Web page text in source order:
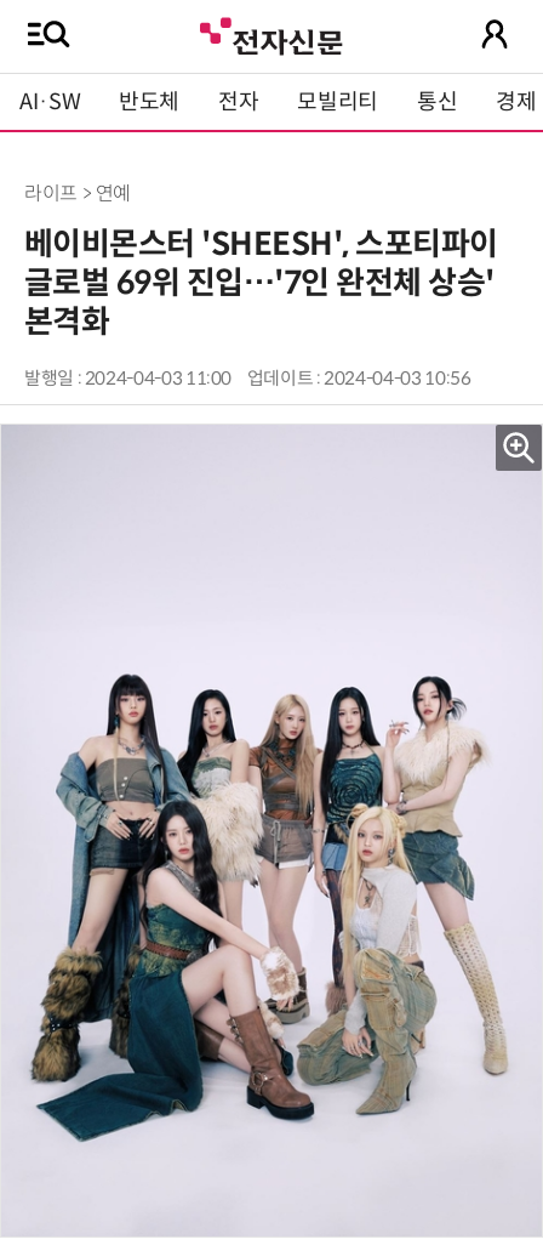
AI·SW 반도체 전자 모빌리티 통신 경제
라이프 > 연예
베이비몬스터 'SHEESH', 스포티파이
글로벌 69위 진입…'7인 완전체 상승'
본격화
발행일 : 2024-04-03 11:00 업데이트 : 2024-04-03 10:56